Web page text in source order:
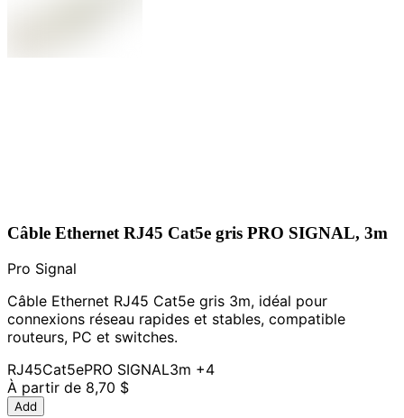
Câble Ethernet RJ45 Cat5e gris PRO SIGNAL, 3m
Pro Signal
Câble Ethernet RJ45 Cat5e gris 3m, idéal pour
connexions réseau rapides et stables, compatible
routeurs, PC et switches.
RJ45Cat5ePRO SIGNAL3m +4
À partir de 8,70 $
Add